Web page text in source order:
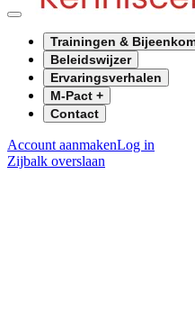
Trainingen &
Beleidswijzer
Ervaringsverhalen
M-Pact +
Contact
Account aanmakenLog in
Zijbalk overslaan